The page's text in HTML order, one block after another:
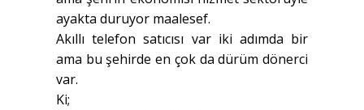
ayakta duruyor maalesef.
Akıllı telefon satıcısı var iki adımda bir
ama bu şehirde en çok da dürüm dönerci
var.
Ki;